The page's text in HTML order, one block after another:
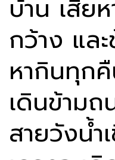
บ้าน เสีย
กว้าง แล
หากินทุก
เดินข้าม
สายวังน้ำ